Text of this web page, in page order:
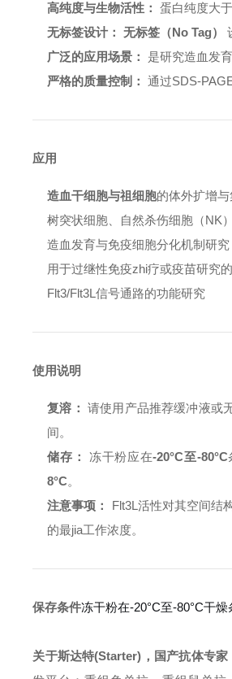
高纯度与生物活性： 蛋白纯度大
无标签设计：
无标签（No Tag）
广泛的应用场景：
是研究造血发
严格的质量控制： 通过SDS-
应用
造血干细胞与祖细胞的体外扩增
树突状细胞、自然杀伤细胞（NK
造血发育与免疫细胞分化机制研究
用于过继性免疫zhi疗或疫苗研究
Flt3/Flt3L信号通路的功能研究
使用说明
复溶： 请使用产品推荐缓冲液或
间。
储存：
冻干粉应在-20°C至-80°C
8°C。
注意事项：
Flt3L活性对其空间结
的最jia工作浓度。
保存条件冻干粉在-20°C至-80°C干
关于斯达特(Starter)，国产抗体专家